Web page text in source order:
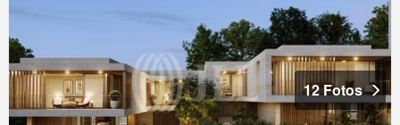
12 Fotos